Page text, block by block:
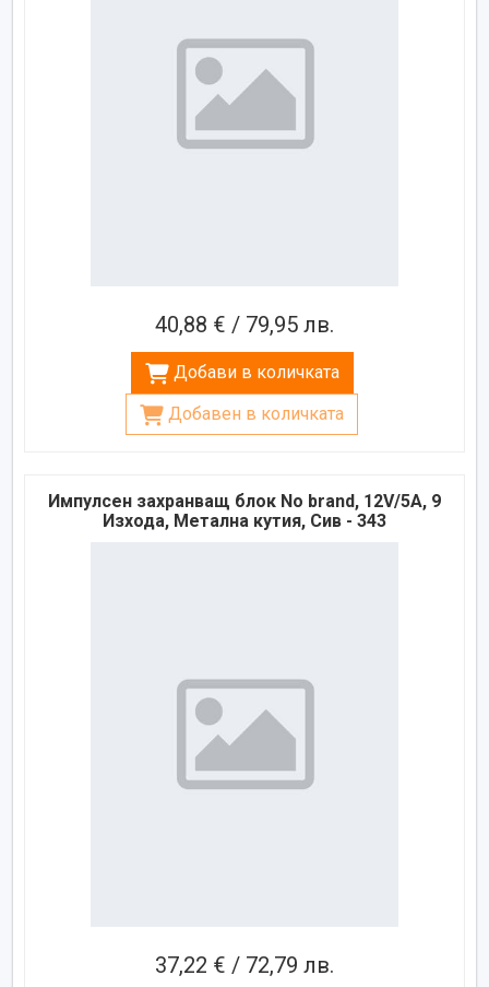
40,88 € / 79,95 лв.
Добави в количката
Добавен в количката
Импулсен захранващ блок No brand, 12V/5A, 9
Изхода, Метална кутия, Сив - 343
37,22 € / 72,79 лв.